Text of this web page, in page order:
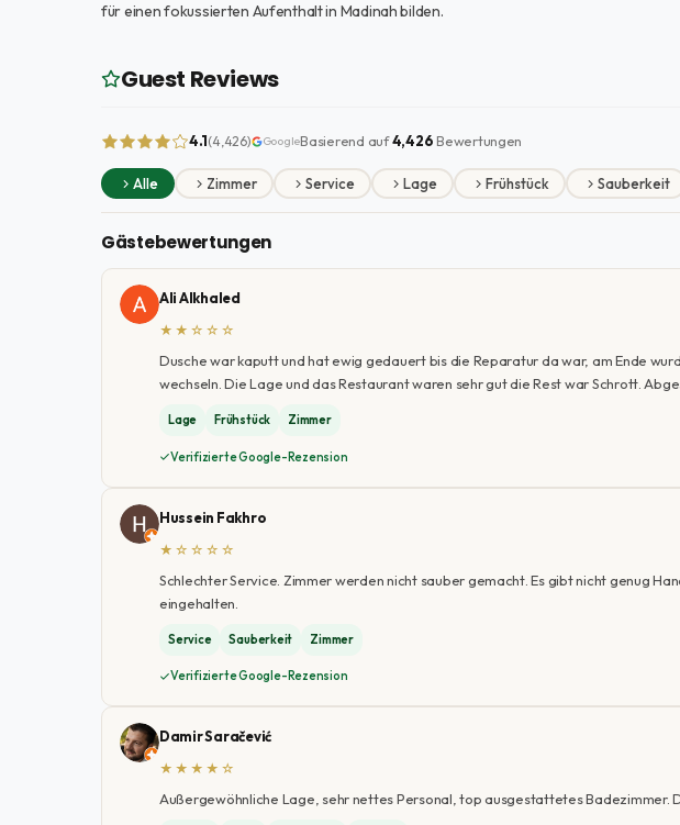
für einen fokussierten Aufenthalt in Madinah bilden.
Guest Reviews
4.1(4,426) GoogleBasierend auf4,426Bewertungen
Alle Zimmer Service Lage Frühstück Sauberkeit
Gästebewertungen
Ali Alkhaled
★★☆☆☆
Dusche war kaputt und hat ewig gedauert bis die Reparatur da war, am Ende
wechseln. Die Lage und das Restaurant waren sehr gut die Rest war Schrott.
Lage Frühstück Zimmer
Verifizierte Google-Rezension
Hussein Fakhro
★☆☆☆☆
Schlechter Service. Zimmer werden nicht sauber gemacht. Es gibt nicht genug
eingehalten.
Service Sauberkeit Zimmer
Verifizierte Google-Rezension
Damir Saračević
★★★★☆
Außergewöhnliche Lage, sehr nettes Personal, top ausgestattetes Badezimmer.